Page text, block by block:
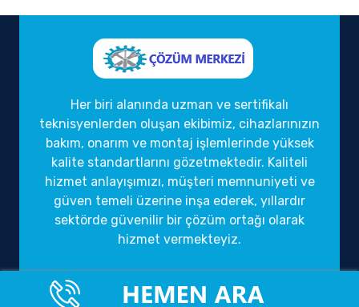
Her biri alanında uzman ve sertifikalı
teknisyenlerden oluşan ekibimiz, cihazlarınızın
bakım, onarım ve montaj işlemlerinde yüksek
kalite standartlarını gözetmektedir. Kaliteli
hizmet anlayışımızı, müşteri memnuniyeti ve
güven temeli üzerine inşa ederek, yıllardır
sektörde güvenilir bir çözüm ortağı olarak
hizmet vermekteyiz.